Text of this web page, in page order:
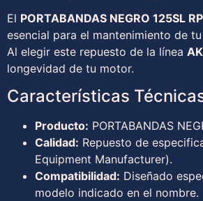
El PORTABANDAS NEGRO 125SL RP
esencial para el mantenimiento de
Al elegir este repuesto de la línea
longevidad de tu motor.
Características
Producto: PORTABANDAS
Calidad: Repuesto de
Equipment Manufacturer).
Compatibilidad: Diseñado
modelo indicado en el nombre.